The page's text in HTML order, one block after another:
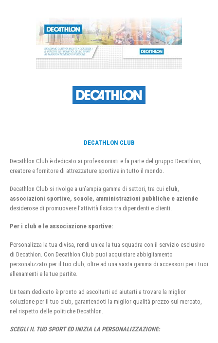
DECATHLON CLUB
Decathlon Club è dedicato ai professionisti e fa parte del gruppo Decathlon,
creatore e fornitore di attrezzature sportive in tutto il mondo.
Decathlon Club si rivolge a un’ampia gamma di settori, tra cui club
associazioni sportive, scuole, amministrazioni pubbliche e aziende
desiderose di promuovere l’attività fisica tra dipendenti e clienti.
Per i club e le associazione sportive:
Personalizza la tua divisa, rendi unica la tua squadra con il servizio esclusivo
di Decathlon. Con Decathlon Club puoi acquistare abbigliamento
personalizzato per il tuo club, oltre ad una vasta gamma di accessori per i tuoi
allenamenti e le tue partite.
Un team dedicato è pronto ad ascoltarti ed aiutarti a trovare la miglior
soluzione per il tuo club, garantendoti la miglior qualità prezzo sul mercato,
nel rispetto delle politiche Decathlon.
SCEGLI IL TUO SPORT ED INIZIA LA PERSONALIZZAZIONE: